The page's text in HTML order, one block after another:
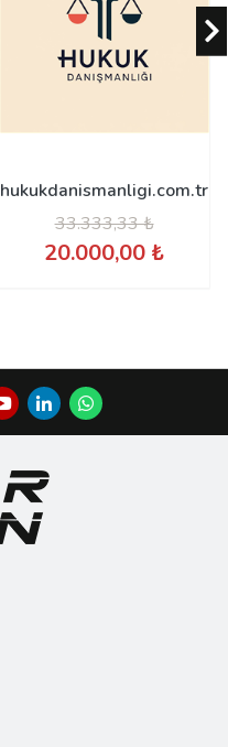
hukukdanismanligi.com.tr
33.333,33 ₺
20.000,00 ₺